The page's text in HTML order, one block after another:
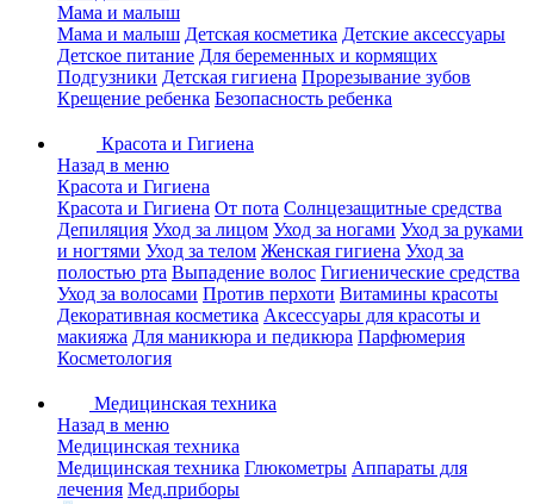
Мама и малыш
Мама и малыш Детская косметика Детские аксессуары
Детское питание Для беременных и кормящих
Подгузники Детская гигиена Прорезывание зубов
Крещение ребенка Безопасность ребенка
Красота и Гигиена
Назад в меню
Красота и Гигиена
Красота и Гигиена От пота Солнцезащитные средства
Депиляция Уход за лицом Уход за ногами Уход за руками
и ногтями Уход за телом Женская гигиена Уход за
полостью рта Выпадение волос Гигиенические средства
Уход за волосами Против перхоти Витамины красоты
Декоративная косметика Аксессуары для красоты и
макияжа Для маникюра и педикюра Парфюмерия
Косметология
Медицинская техника
Назад в меню
Медицинская техника
Медицинская техника Глюкометры Аппараты для
лечения Мед.приборы